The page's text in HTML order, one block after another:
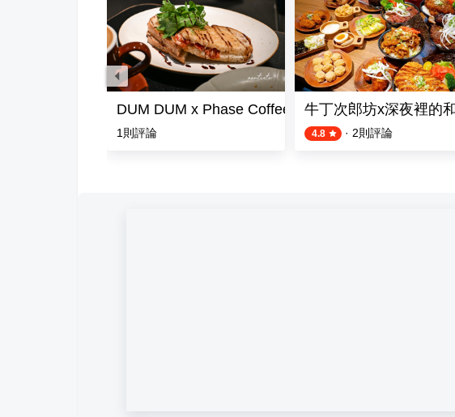
DUM DUM x Phase Coffee Roasters 水湳店｜
1 則評論
牛丁次郎坊x深夜裡的
4.8 · 2則評論